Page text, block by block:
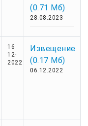
(0.71 Мб)
28.08.2023
16-
12-
2022
Извещение
(0.17 Мб)
06.12.2022